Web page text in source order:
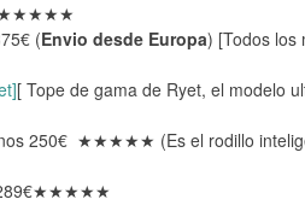
(Envio desde Europa) [Todos los
[ Tope de gama de Ryet, el modelo
250€ ★★★★★ (Es el rodillo